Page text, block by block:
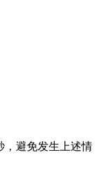
，避免发生上述情